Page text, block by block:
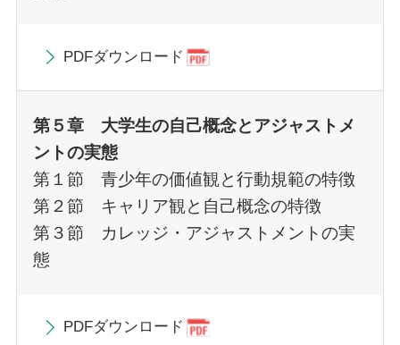
PDFダウンロード
第５章 大学生の自己概念とアジャストメ
ントの実態
第１節 青少年の価値観と行動規範の特徴
第２節 キャリア観と自己概念の特徴
第３節 カレッジ・アジャストメントの実
態
PDFダウンロード